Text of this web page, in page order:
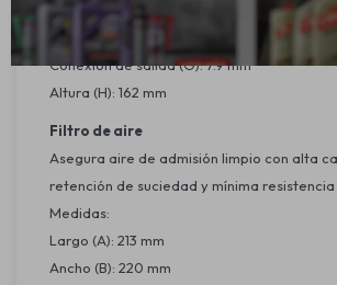
Diámetro externo (D): 62 mm
Conexión de entrada (F): 7.9 mm
Conexión de salida (G): 7.9 mm
Altura (H): 162 mm
Filtro de aire
Asegura aire de admisión limpio con alta
retención de suciedad y mínima resistencia
Medidas:
Largo (A): 213 mm
Ancho (B): 220 mm